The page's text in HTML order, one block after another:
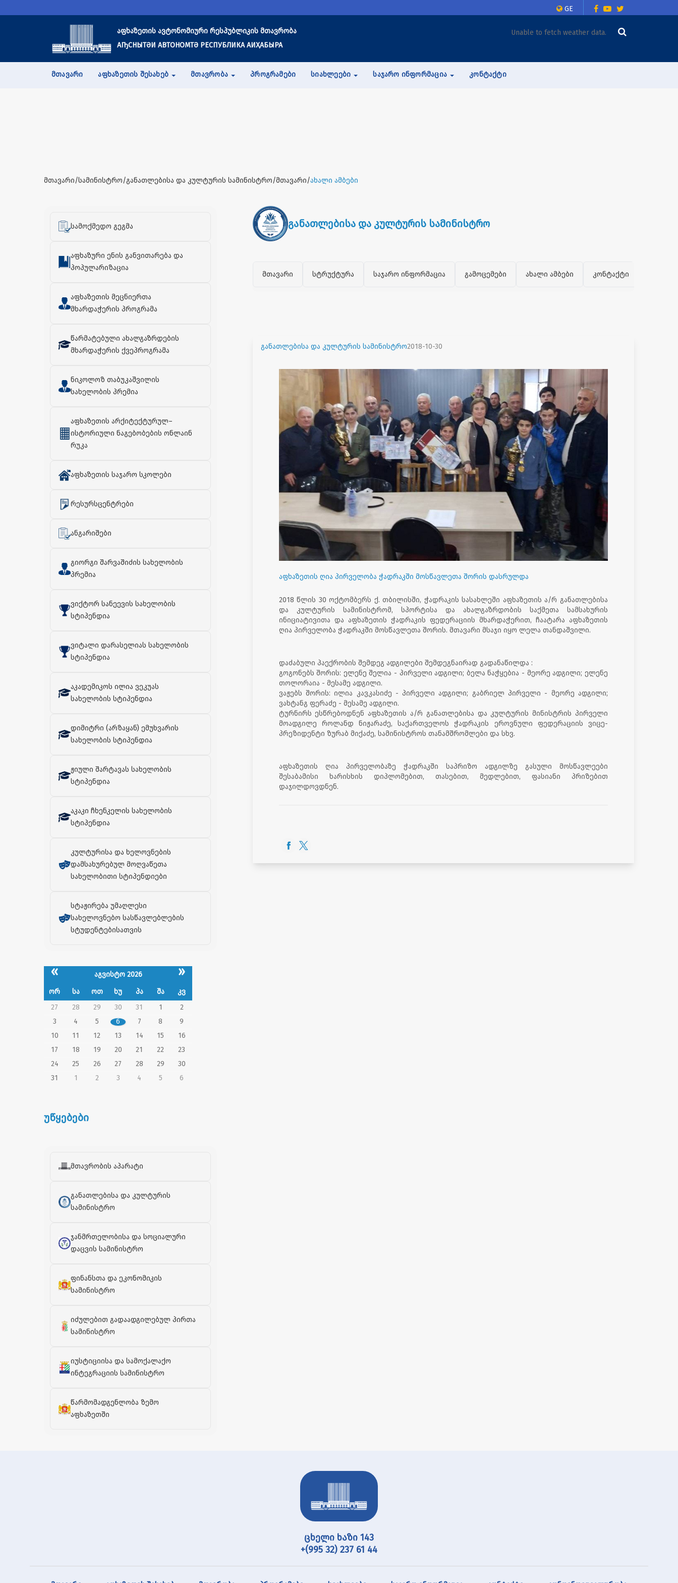
GE
აფხაზეთის ავტონომიური რესპუბლიკის მთავრობა
АҦСНЫТӘИ АВТОНОМТӘ РЕСПУБЛИКА АИҲАБЫРА
Unable to fetch weather data.
ᲛᲗᲐᲕᲐᲠᲘ ᲐᲤᲮᲐᲖᲔᲗᲘᲡ ᲨᲔᲡᲐᲮᲔᲑ ᲛᲗᲐᲕᲠᲝᲑᲐ ᲞᲠᲝᲒᲠᲐᲛᲔᲑᲘ ᲡᲘᲐᲮᲚᲔᲔᲑᲘ ᲡᲐᲯᲐᲠᲝ ᲘᲜᲤᲝᲠᲛᲐᲪᲘᲐ ᲙᲝᲜᲢᲐᲥᲢᲘ
მთავარი/სამინისტრო/განათლებისა და კულტურის სამინისტრო/მთავარი/ახალი ამბები
სამოქმედო გეგმა
აფხაზური ენის განვითარება და
პოპულარიზაცია
აფხაზეთის მეცნიერთა
მხარდაჭერის პროგრამა
წარმატებული ახალგაზრდების
მხარდაჭერის ქვეპროგრამა
ნიკოლოზ თაბუკაშვილის
სახელობის პრემია
აფხაზეთის არქიტექტურულ–
ისტორიული ნაგებობების ონლაინ
რუკა
აფხაზეთის საჯარო სკოლები
რესურსცენტრები
ანგარიშები
გიორგი შარვაშიძის სახელობის
პრემია
ვიქტორ სანეევის სახელობის
სტიპენდია
ვიტალი დარასელიას სახელობის
სტიპენდია
აკადემიკოს ილია ვეკუას
სახელობის სტიპენდია
დიმიტრი (არზაყან) ემუხვარის
სახელობის სტიპენდია
ჟიული შარტავას სახელობის
სტიპენდია
აკაკი ჩხენკელის სახელობის
სტიპენდია
კულტურისა და ხელოვნების
დამსახურებულ მოღვაწეთა
სახელობითი სტიპენდიები
სტაჟირება უმაღლესი
სახელოვნებო სასწავლებლების
სტუდენტებისათვის
« აგვისტო 2026 »
ორ სა ოთ ხუ პა შა
კვ
27
28 29 30 31 1
2
3
4 5 6 7 8
9
10
11 12 13 14 15
16
17
18 19 20 21 22
23
24
25 26 27 28 29
30
31
1 2 3 4 5 6
უწყებები
მთავრობის აპარატი
განათლებისა და კულტურის
სამინისტრო
ჯანმრთელობისა და სოციალური
დაცვის სამინისტრო
ფინანსთა და ეკონომიკის
სამინისტრო
იძულებით გადაადგილებულ პირთა
სამინისტრო
იუსტიციისა და სამოქალაქო
ინტეგრაციის სამინისტრო
წარმომადგენლობა ზემო
აფხაზეთში
განათლებისა და კულტურის სამინისტრო
მთავარი სტრუქტურა საჯარო ინფორმაცია გამოცემები ახალი ამბები კონტაქტი
განათლებისა და კულტურის სამინისტრო2018-10-30
აფხაზეთის ღია პირველობა ჭადრაკში მოსწავლეთა შორის დასრულდა
2018 წლის 30 ოქტომბერს ქ. თბილისში, ჭადრაკის სასახლეში აფხაზეთის ა/რ განათლებისა
და კულტურის სამინისტრომ, სპორტისა და ახალგაზრდობის საქმეთა სამსახურის
ინიციატივითა და აფხაზეთის ჭადრაკის ფედერაციის მხარდაჭერით, ჩაატარა აფხაზეთის
ღია პირველობა ჭადრაკში მოსწავლეთა შორის. მთავარი მსაჯი იყო ლელა თანდაშვილი.
დაძაბული პაექრობის შემდეგ ადგილები შემდეგნაირად გადანაწილდა :
გოგონებს შორის: ელენე შელია - პირველი ადგილი; ბელა ნაჭყებია - მეორე ადგილი; ელენე
თოლორაია - მესამე ადგილი.
ვაჟებს შორის: ილია კავკასიძე - პირველი ადგილი; გაბრიელ პირველი - მეორე ადგილი;
ვახტანგ ფერაძე - მესამე ადგილი.
ტურნირს ესწრებოდნენ აფხაზეთის ა/რ განათლებისა და კულტურის მინისტრის პირველი
მოადგილე როლანდ ნიჟარაძე, საქართველოს ჭადრაკის ეროვნული ფედერაციის ვიცე-
პრეზიდენტი ზურაბ მიქაძე, სამინისტროს თანამშრომლები და სხვ.
აფხაზეთის ღია პირველობაზე ჭადრაკში საპრიზო ადგილზე გასული მოსწავლეები
შესაბამისი ხარისხის დიპლომებით, თასებით, მედლებით, ფასიანი პრიზებით
დაჯილდოვდნენ.
ცხელი ხაზი 143
+(995 32) 237 61 44